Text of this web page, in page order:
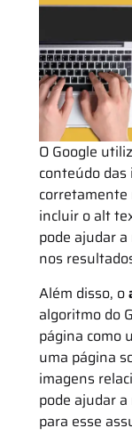
O Google
conteúdo
corretamente
incluir o alt
pode ajudar
nos
Além disso, o
algoritmo do
página como
uma página
imagens
pode ajudar
para esse